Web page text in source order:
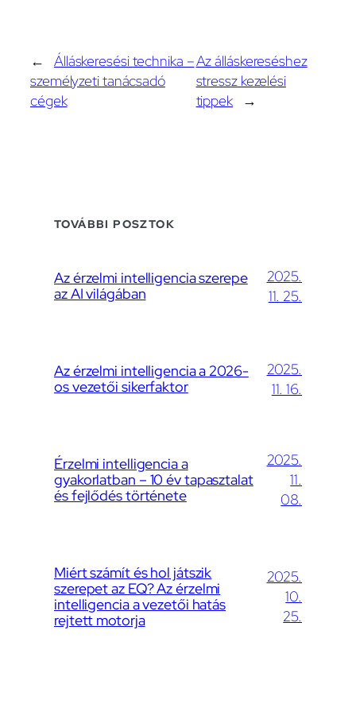
← Álláskeresési technika –
személyzeti tanácsadó
cégek
Az álláskereséshez
stressz kezelési
tippek
→
TOVÁBBI POSZTOK
Az érzelmi intelligencia szerepe
az AI világában
2025.
11. 25.
Az érzelmi intelligencia a 2026-
os vezetői sikerfaktor
2025.
11. 16.
Érzelmi intelligencia a
gyakorlatban – 10 év tapasztalat
és fejlődés története
2025.
11.
08.
Miért számít és hol játszik
szerepet az EQ? Az érzelmi
intelligencia a vezetői hatás
rejtett motorja
2025.
10.
25.